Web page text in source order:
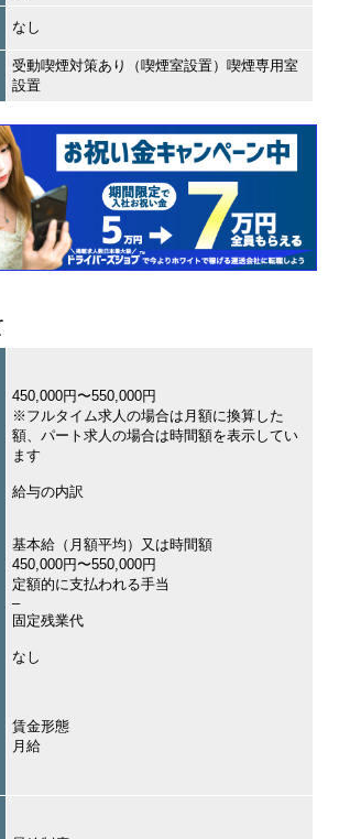
なし
受動喫煙対策あり（喫煙室設置）喫煙専用室
設置
450,000円〜550,000円
※フルタイム求人の場合は月額に換算した
額、パート求人の場合は時間額を表示してい
ます
給与の内訳
基本給（月額平均）又は時間額
450,000円〜550,000円
定額的に支払われる手当
–
固定残業代
なし
賃金形態
月給